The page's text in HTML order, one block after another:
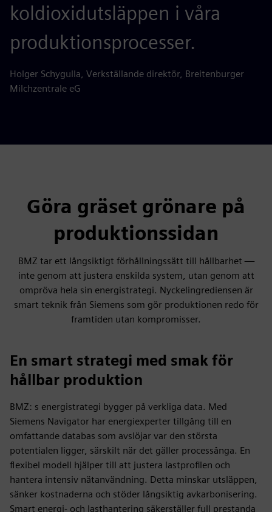
koldioxidutsläppen i våra
produktionsprocesser.
Holger Schygulla, Verkställande direktör, Breitenburger
Milchzentrale eG
Göra gräset grönare på
produktionssidan
BMZ tar ett långsiktigt förhållningssätt till hållbarhet —
inte genom att justera enskilda system, utan genom att
ompröva hela sin energistrategi. Nyckelingrediensen är
smart teknik från Siemens som gör produktionen redo för
framtiden utan kompromisser.
En smart strategi med smak för
hållbar produktion
BMZ: s energistrategi bygger på verkliga data. Med
Siemens Navigator har energiexperter tillgång till en
omfattande databas som avslöjar var den största
potentialen ligger, särskilt när det gäller processånga. En
flexibel modell hjälper till att justera lastprofilen och
hantera intensiv nätanvändning. Detta minskar utsläppen,
sänker kostnaderna och stöder långsiktig avkarbonisering.
Smart energi- och lasthantering säkerställer full prestanda